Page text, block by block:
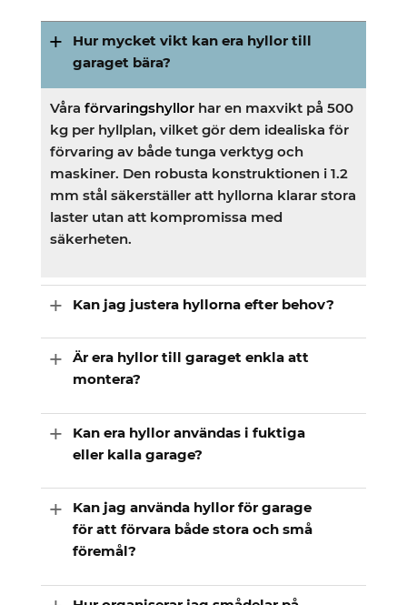
Hur mycket vikt kan era hyllor till
garaget bära?
Våra förvaringshyllor har en maxvikt på 500
kg per hyllplan, vilket gör dem idealiska för
förvaring av både tunga verktyg och
maskiner. Den robusta konstruktionen i 1.2
mm stål säkerställer att hyllorna klarar stora
laster utan att kompromissa med
säkerheten.
Kan jag justera hyllorna efter behov?
Är era hyllor till garaget enkla att
montera?
Kan era hyllor användas i fuktiga
eller kalla garage?
Kan jag använda hyllor för garage
för att förvara både stora och små
föremål?